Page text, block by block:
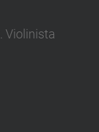
Violinista